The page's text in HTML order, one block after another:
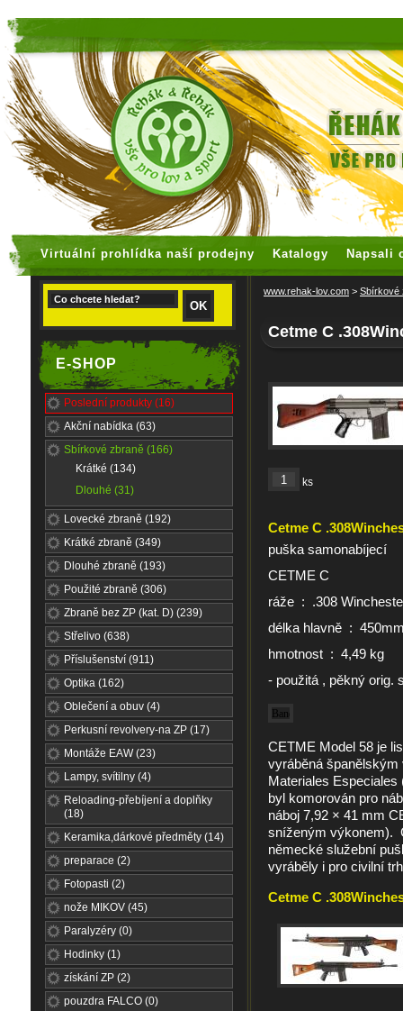
Virtuální prohlídka naší prodejny Katalogy Napsali
E-SHOP
Poslední produkty (16)
Akční nabídka (63)
Sbírkové zbraně (166)
Krátké (134)
Dlouhé (31)
Lovecké zbraně (192)
Krátké zbraně (349)
Dlouhé zbraně (193)
Použité zbraně (306)
Zbraně bez ZP (kat. D) (239)
Střelivo (638)
Příslušenství (911)
Optika (162)
Oblečení a obuv (4)
Perkusní revolvery-na ZP (17)
Montáže EAW (23)
Lampy, svítilny (4)
Reloading-přebíjení a doplňky
(18)
Keramika,dárkové předměty (14)
preparace (2)
Fotopasti (2)
nože MIKOV (45)
Paralyzéry (0)
Hodinky (1)
získání ZP (2)
pouzdra FALCO (0)
www.rehak-lov.com > Sbírkové
Cetme C
ks
Cetme C
puška samonabíjecí
CETME C
ráže : .308
délka hlavně :
hmotnost : 4,49 kg
- použitá , pěkný orig.
CETME Model 58 je
vyráběná
Materiales
byl komorován pro
náboj 7,92 × 41 mm
sníženým výkonem).
německé služební
vyráběly i pro civilní
Cetme C